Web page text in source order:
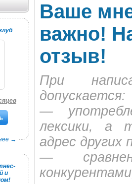
→
и
Ваше
важно!
отзыв!
При
допускается:
—
лексики, а
адрес других
—